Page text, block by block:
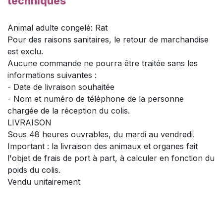
Animal adulte congelé: Rat
Pour des raisons sanitaires, le retour de marchandise
est exclu.
Aucune commande ne pourra être traitée sans les
informations suivantes :
- Date de livraison souhaitée
- Nom et numéro de téléphone de la personne
chargée de la réception du colis.
LIVRAISON
Sous 48 heures ouvrables, du mardi au vendredi.
Important : la livraison des animaux et organes fait
l'objet de frais de port à part, à calculer en fonction du
poids du colis.
Vendu unitairement